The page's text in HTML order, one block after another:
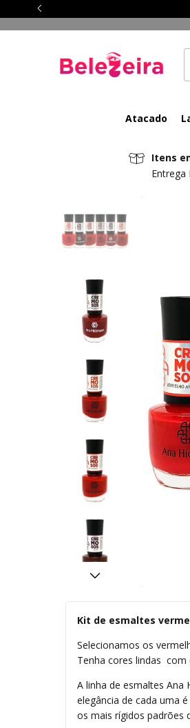
Atacado
Itens
Entrega
Kit de esmaltes
Selecionamos os
Tenha cores lindas com
A linha de esmaltes
elegância de cada uma
os mais rígidos padrões